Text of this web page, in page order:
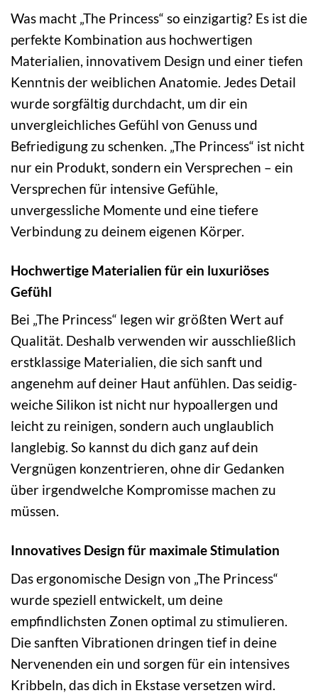
Was macht „The Princess“ so einzigartig? Es ist die
perfekte Kombination aus hochwertigen
Materialien, innovativem Design und einer tiefen
Kenntnis der weiblichen Anatomie. Jedes Detail
wurde sorgfältig durchdacht, um dir ein
unvergleichliches Gefühl von Genuss und
Befriedigung zu schenken. „The Princess“ ist nicht
nur ein Produkt, sondern ein Versprechen – ein
Versprechen für intensive Gefühle,
unvergessliche Momente und eine tiefere
Verbindung zu deinem eigenen Körper.
Hochwertige Materialien für ein luxuriöses
Gefühl
Bei „The Princess“ legen wir größten Wert auf
Qualität. Deshalb verwenden wir ausschließlich
erstklassige Materialien, die sich sanft und
angenehm auf deiner Haut anfühlen. Das seidig-
weiche Silikon ist nicht nur hypoallergen und
leicht zu reinigen, sondern auch unglaublich
langlebig. So kannst du dich ganz auf dein
Vergnügen konzentrieren, ohne dir Gedanken
über irgendwelche Kompromisse machen zu
müssen.
Innovatives Design für maximale Stimulation
Das ergonomische Design von „The Princess“
wurde speziell entwickelt, um deine
empfindlichsten Zonen optimal zu stimulieren.
Die sanften Vibrationen dringen tief in deine
Nervenenden ein und sorgen für ein intensives
Kribbeln, das dich in Ekstase versetzen wird.